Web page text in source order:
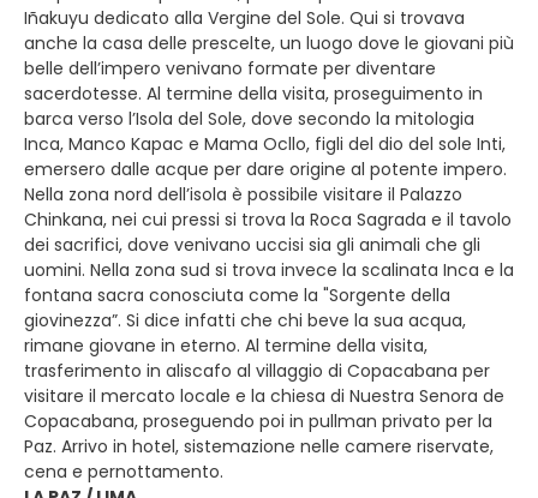
Iñakuyu dedicato alla Vergine del Sole. Qui si trovava
anche la casa delle prescelte, un luogo dove le giovani più
belle dell’impero venivano formate per diventare
sacerdotesse. Al termine della visita, proseguimento in
barca verso l’Isola del Sole, dove secondo la mitologia
Inca, Manco Kapac e Mama Ocllo, figli del dio del sole Inti,
emersero dalle acque per dare origine al potente impero.
Nella zona nord dell’isola è possibile visitare il Palazzo
Chinkana, nei cui pressi si trova la Roca Sagrada e il tavolo
dei sacrifici, dove venivano uccisi sia gli animali che gli
uomini. Nella zona sud si trova invece la scalinata Inca e la
fontana sacra conosciuta come la "Sorgente della
giovinezza”. Si dice infatti che chi beve la sua acqua,
rimane giovane in eterno. Al termine della visita,
trasferimento in aliscafo al villaggio di Copacabana per
visitare il mercato locale e la chiesa di Nuestra Senora de
Copacabana, proseguendo poi in pullman privato per la
Paz. Arrivo in hotel, sistemazione nelle camere riservate,
cena e pernottamento.